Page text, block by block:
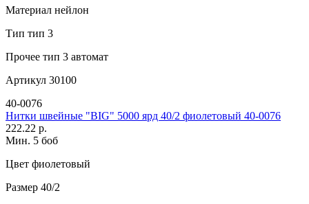
Материал нейлон
Тип тип 3
Прочее тип 3 автомат
Артикул 30100
40-0076
Нитки швейные "BIG" 5000 ярд 40/2 фиолетовый 40-0076
222.22 р.
Мин. 5 боб
Цвет фиолетовый
Размер 40/2